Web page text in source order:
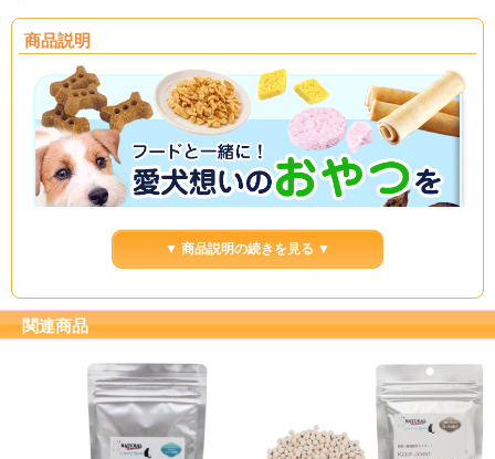
商品説明
▼ 商品説明の続きを見る ▼
関連商品